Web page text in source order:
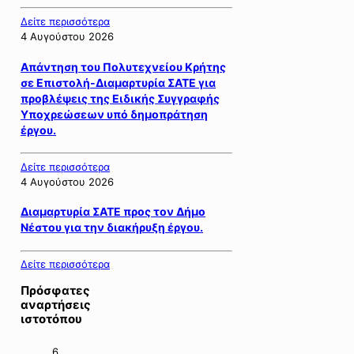
Δείτε περισσότερα
4 Αυγούστου 2026
Απάντηση του Πολυτεχνείου Κρήτης
σε Επιστολή-Διαμαρτυρία ΣΑΤΕ για
προβλέψεις της Ειδικής Συγγραφής
Υποχρεώσεων υπό δημοπράτηση
έργου.
Δείτε περισσότερα
4 Αυγούστου 2026
Διαμαρτυρία ΣΑΤΕ προς τον Δήμο
Νέστου για την διακήρυξη έργου.
Δείτε περισσότερα
Πρόσφατες
αναρτήσεις
ιστοτόπου